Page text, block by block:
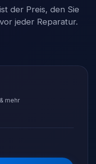
der Preis, den Sie
jeder Reparatur.
mehr